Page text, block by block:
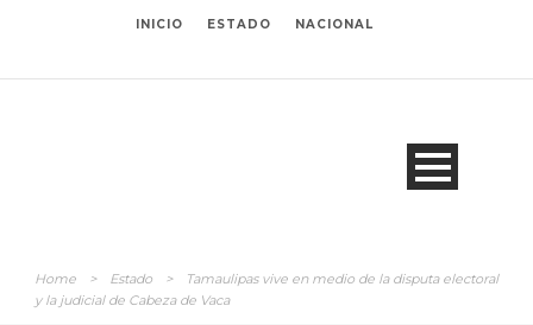
INICIO ESTADO NACIONAL
Home > Estado >
Tamaulipas vive en medio de la disputa electoral
y la judicial de Cabeza de Vaca